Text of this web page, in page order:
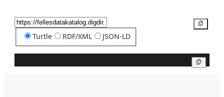
Turtle RDF/XML JSON-LD